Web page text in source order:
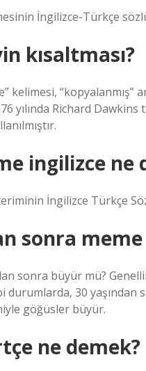
İngilizce-Türkçe
kısaltması?
kelimesi, “kopyalanmış”
yılında Richard
ingilizce ne
İngilizce Türkçe
sonra
sonra büyür mü?
durumlarda, 30
göğüsler büyür.
ne demek?